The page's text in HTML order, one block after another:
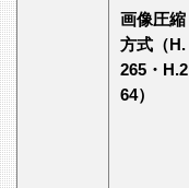
画像圧縮
方式（H.
265・H.2
64）